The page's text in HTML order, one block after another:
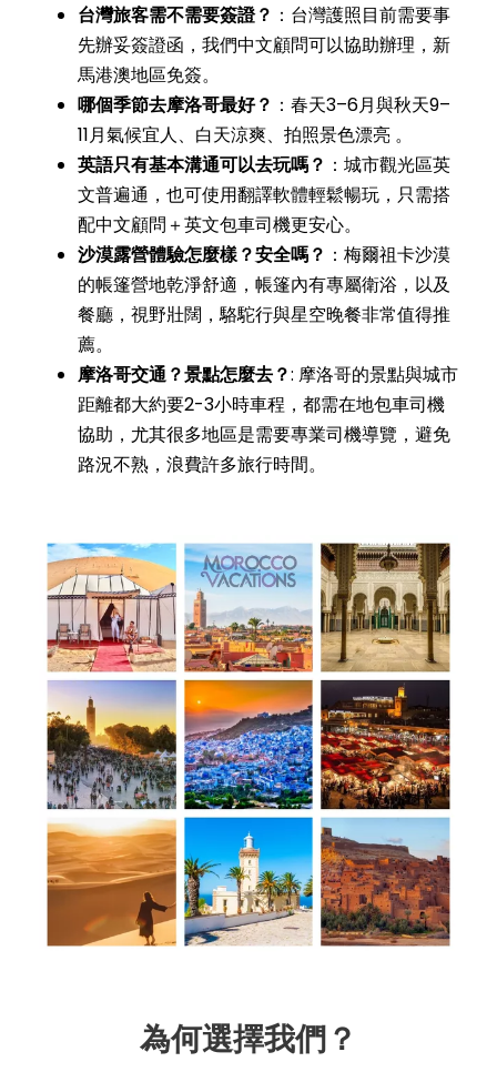
台灣旅客需不需要簽證？ ：台灣護照目前需要事
先辦妥簽證函，我們中文顧問可以協助辦理，新
馬港澳地區免簽。
哪個季節去摩洛哥最好？ ：春天3–6月與秋天9–
11月氣候宜人、白天涼爽、拍照景色漂亮 。
英語只有基本溝通可以去玩嗎？ ：城市觀光區英
文普遍通，也可使用翻譯軟體輕鬆暢玩，只需搭
配中文顧問＋英文包車司機更安心。
沙漠露營體驗怎麼樣？安全嗎？ ：梅爾祖卡沙漠
的帳篷營地乾淨舒適，帳篷內有專屬衛浴，以及
餐廳，視野壯闊，駱駝行與星空晚餐非常值得推
薦。
摩洛哥交通？景點怎麼去？: 摩洛哥的景點與城市
距離都大約要2-3小時車程，都需在地包車司機
協助，尤其很多地區是需要專業司機導覽，避免
路況不熟，浪費許多旅行時間。
為何選擇我們？